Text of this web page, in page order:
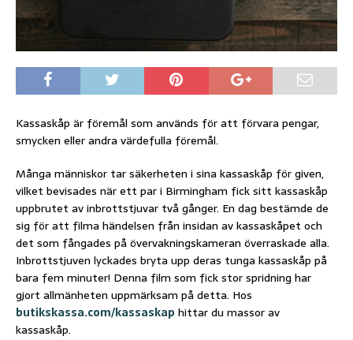
Kassaskåp är föremål som används för att förvara pengar,
smycken eller andra värdefulla föremål.
Många människor tar säkerheten i sina kassaskåp för given,
vilket bevisades när ett par i Birmingham fick sitt kassaskåp
uppbrutet av inbrottstjuvar två gånger. En dag bestämde de
sig för att filma händelsen från insidan av kassaskåpet och
det som fångades på övervakningskameran överraskade alla.
Inbrottstjuven lyckades bryta upp deras tunga kassaskåp på
bara fem minuter! Denna film som fick stor spridning har
gjort allmänheten uppmärksam på detta. Hos
butikskassa.com/kassaskap hittar du massor av
kassaskåp.